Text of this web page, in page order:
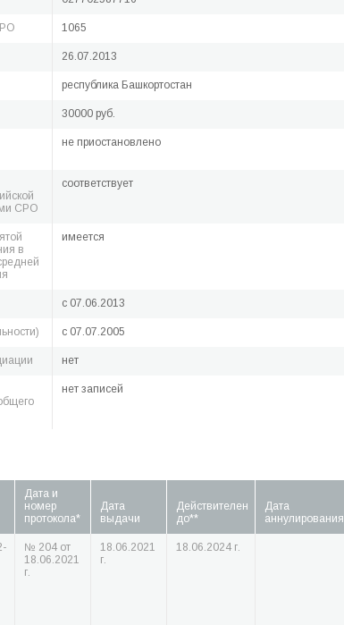
1065
26.07.2013
республика Башкортостан
30000 руб.
не приостановлено
СРО
соответствует
в
имеется
c 07.06.2013
c 07.07.2005
нет
нет записей
Дата и
номер
протокола*
Дата
выдачи
Действителен
до**
Дата
аннулирования
№ 204 от
18.06.2021
г.
18.06.2021
г.
18.06.2024 г.